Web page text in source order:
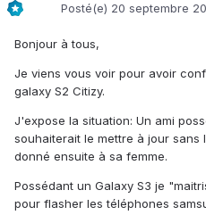
Posté(e) 20 septembre
Bonjour à tous,
Je viens vous voir pour avoir
galaxy S2 Citizy.
J'expose la situation: Un ami
souhaiterait le mettre à jour
donné ensuite à sa femme.
Possédant un Galaxy S3 je
pour flasher les téléphones